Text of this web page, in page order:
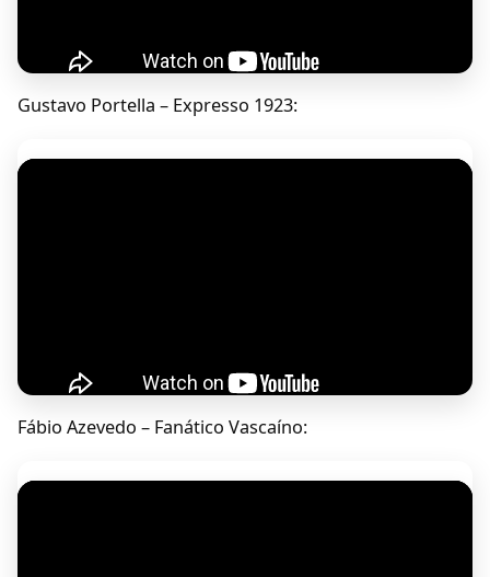
Gustavo Portella – Expresso 1923:
Fábio Azevedo – Fanático Vascaíno: